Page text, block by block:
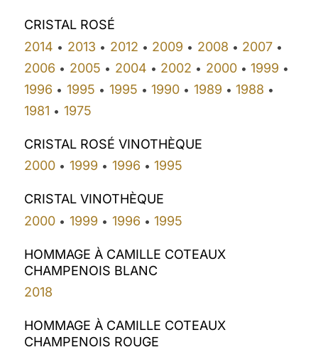
CRISTAL ROSÉ
2014 • 2013 • 2012 • 2009 • 2008 • 2007 •
2006 • 2005 • 2004 • 2002 • 2000• 1999 •
1996 • 1995 • 1995 • 1990 • 1989 • 1988 •
1981 • 1975
CRISTAL ROSÉ VINOTHÈQUE
2000 • 1999 • 1996 • 1995
CRISTAL VINOTHÈQUE
2000 • 1999 • 1996 • 1995
HOMMAGE À CAMILLE COTEAUX
CHAMPENOIS BLANC
2018
HOMMAGE À CAMILLE COTEAUX
CHAMPENOIS ROUGE